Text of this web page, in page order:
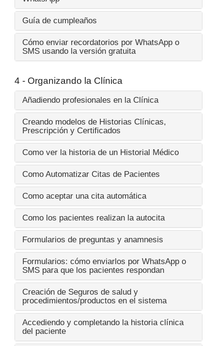
Guía de cumpleaños
Cómo enviar recordatorios por WhatsApp o
SMS usando la versión gratuita
4 - Organizando la Clínica
Añadiendo profesionales en la Clínica
Creando modelos de Historias Clínicas,
Prescripción y Certificados
Como ver la historia de un Historial Médico
Como Automatizar Citas de Pacientes
Como aceptar una cita automática
Como los pacientes realizan la autocita
Formularios de preguntas y anamnesis
Formularios: cómo enviarlos por WhatsApp o
SMS para que los pacientes respondan
Creación de Seguros de salud y
procedimientos/productos en el sistema
Accediendo y completando la historia clínica
del paciente